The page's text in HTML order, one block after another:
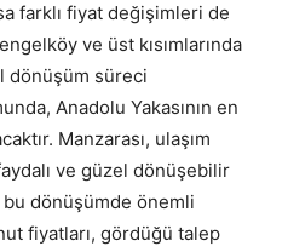
farklı fiyat değişimleri de
ve üst kısımlarında
dönüşüm süreci
Anadolu Yakasının en
Manzarası, ulaşım
ve güzel dönüşebilir
dönüşümde önemli
fiyatları, gördüğü talep